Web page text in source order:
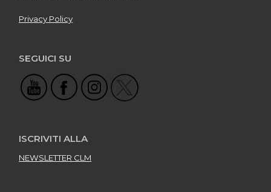
Privacy Policy
SEGUICI SU
ISCRIVITI ALLA
NEWSLETTER CLM